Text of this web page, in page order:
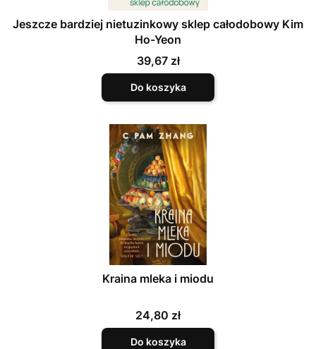
Jeszcze bardziej nietuzinkowy sklep całodobowy Kim
Ho-Yeon
Cena
39,67 zł
Do koszyka
Kraina mleka i miodu
Cena
24,80 zł
Do koszyka